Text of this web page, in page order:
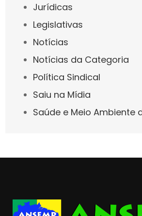
Jurídicas
Legislativas
Notícias
Notícias da Categoria
Política Sindical
Saiu na Mídia
Saúde e Meio Ambiente